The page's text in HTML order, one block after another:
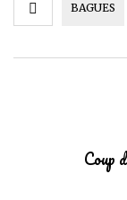
BAGUES
Coup